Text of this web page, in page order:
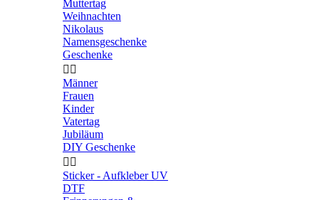
Muttertag
Weihnachten
Nikolaus
Namensgeschenke
Geschenke
 
Männer
Frauen
Kinder
Vatertag
Jubiläum
DIY Geschenke
 
Sticker - Aufkleber UV
DTF